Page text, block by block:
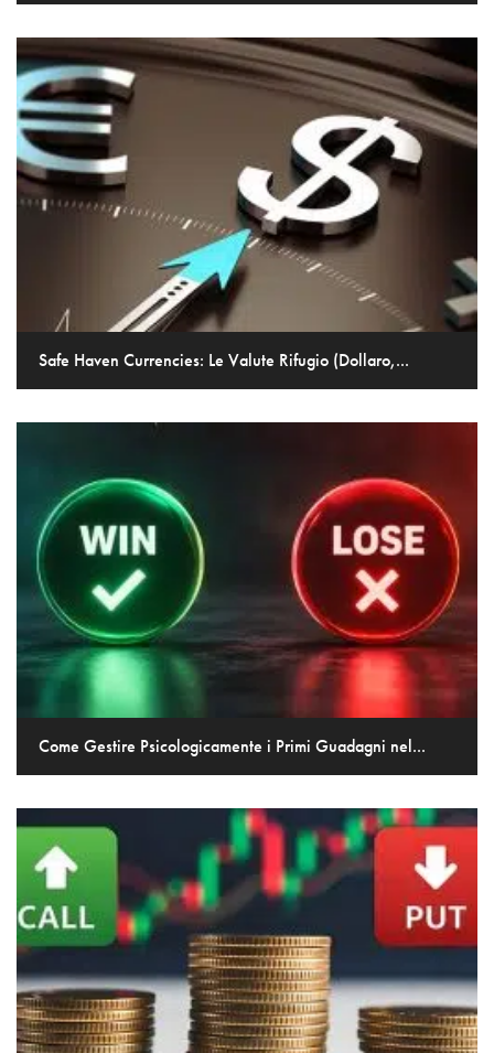
Safe Haven Currencies: Le Valute Rifugio (Dollaro,...
Come Gestire Psicologicamente i Primi Guadagni nel...